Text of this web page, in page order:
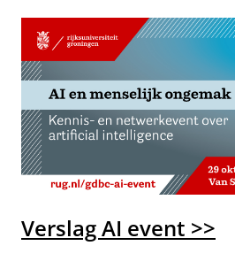
Verslag AI event >>